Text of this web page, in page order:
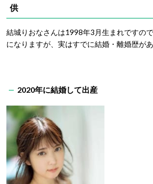
供
結城りおなさんは1998年3月生まれですの
になりますが、実はすでに結婚・離婚歴が
2020年に結婚して出産